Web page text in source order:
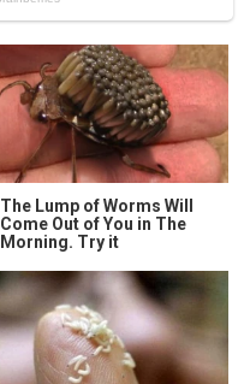
The Lump of Worms Will
Come Out of You in The
Morning. Try it